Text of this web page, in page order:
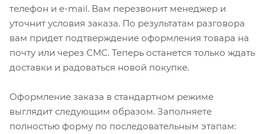
телефон и e-mail. Вам перезвонит менеджер и
уточнит условия заказа. По результатам разговора
вам придет подтверждение оформления товара на
почту или через СМС. Теперь останется только ждать
доставки и радоваться новой покупке.
Оформление заказа в стандартном режиме
выглядит следующим образом. Заполняете
полностью форму по последовательным этапам: